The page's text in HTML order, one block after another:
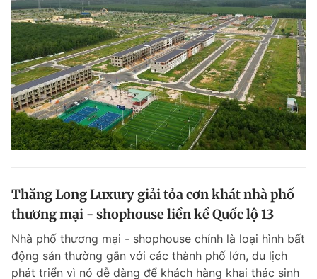
Thăng Long Luxury giải tỏa cơn khát nhà phố
thương mại - shophouse liền kề Quốc lộ 13
Nhà phố thương mại - shophouse chính là loại hình bất
động sản thường gắn với các thành phố lớn, du lịch
phát triển vì nó dễ dàng để khách hàng khai thác sinh